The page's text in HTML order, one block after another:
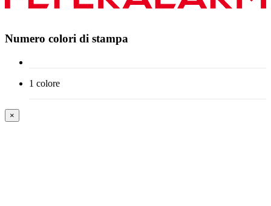
Numero colori di stampa
1 colore
×